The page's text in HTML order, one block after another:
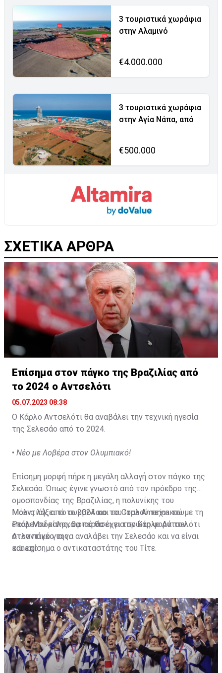
3 τουριστικά χωράφια
στην Αλαμινό
€4.000.000
3 τουριστικά χωράφια
στην Αγία Νάπα, από
€500.000
ΣΧΕΤΙΚΑ ΑΡΘΡΑ
Επίσημα στον πάγκο της Βραζιλίας από
το 2024 ο Αντσελότι
05.07.2023 08:38
Ο Κάρλο Αντσελότι θα αναβάλει την τεχνική ηγεσία
της Σελεσάο από το 2024.
• Νέο με Λοβέρα στον Ολυμπιακό!
Επίσημη μορφή πήρε η μεγάλη αλλαγή στον πάγκο της
Σελεσάο. Όπως έγινε γνωστό από τον πρόεδρο της
ομοσπονδίας της Βραζιλίας, η πολυνίκης του
Μουντιάλ, από το 2024 και το Copa America του
επόμενου καλοκαιριού θα έχει τον Κάρλο Αντσελότι
στον πάγκο της.
Μόλις λήξει το συμβόλαιο του Ιταλού τεχνικού με τη
Ρεάλ Μαδρίτης, θα περάσει για πρώτη φορά τον
Ατλαντικό για να αναλάβει την Σελεσάο και να είναι
και επίσημα ο αντικαταστάτης του Τίτε.
sdna.gr